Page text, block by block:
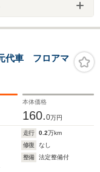
車 フロアマ
本体価格
160.0万円
走行 0.2万km
修復
なし
整備
法定整備付